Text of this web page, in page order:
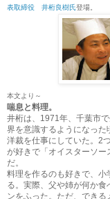
表取締役 井桁良樹氏登場。
本文より～
喘息と料理。
井桁は、1971年、千葉市
界を意識するようになった
洋裁を仕事にしていた。2
が好きで「オイスターソー
だ。
料理を作るのも好きで、
る。実際、父や姉が何か
ンをふった。ただ、できる